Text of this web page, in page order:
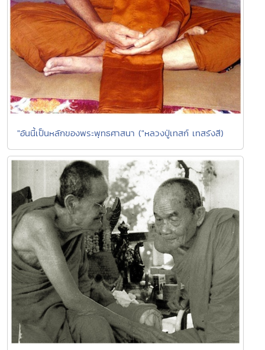
"อันนี้เป็นหลักของพระพุทธศาสนา ("หลวงปู่เทสก์ เทสรังสี)